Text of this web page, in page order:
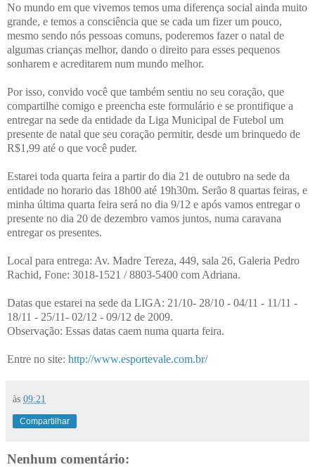
No mundo em que vivemos temos uma diferença social ainda muito
grande, e temos a consciência que se cada um fizer um pouco,
mesmo sendo nós pessoas comuns, poderemos fazer o natal de
algumas crianças melhor, dando o direito para esses pequenos
sonharem e acreditarem num mundo melhor.
Por isso, convido você que também sentiu no seu coração, que
compartilhe comigo e preencha este formulário e se prontifique a
entregar na sede da entidade da Liga Municipal de Futebol um
presente de natal que seu coração permitir, desde um brinquedo de
R$1,99 até o que você puder.
Estarei toda quarta feira a partir do dia 21 de outubro na sede da
entidade no horario das 18h00 até 19h30m. Serão 8 quartas feiras, e
minha última quarta feira será no dia 9/12 e após vamos entregar o
presente no dia 20 de dezembro vamos juntos, numa caravana
entregar os presentes.
Local para entrega: Av. Madre Tereza, 449, sala 26, Galeria Pedro
Rachid, Fone: 3018-1521 / 8803-5400 com Adriana.
Datas que estarei na sede da LIGA: 21/10- 28/10 - 04/11 - 11/11 -
18/11 - 25/11- 02/12 - 09/12 de 2009.
Observação: Essas datas caem numa quarta feira.
Entre no site: http://www.esportevale.com.br/
às 09:21
Compartilhar
Nenhum comentário: